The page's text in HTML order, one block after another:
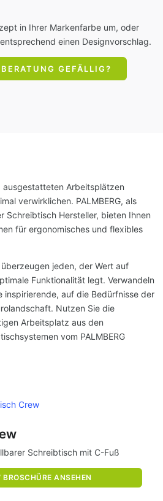
in Ihrer Markenfarbe um, oder
einen Designvorschlag.
GEFÄLLIG?
Arbeitsplätzen
verwirklichen. PALMBERG, als
Schreibtisch Hersteller, bieten Ihnen
für ergonomisches und flexibles
überzeugen jeden, der Wert auf
Funktionalität legt. Verwandeln
inspirierende, auf die Bedürfnisse der
Nutzen Sie die
Arbeitsplatz aus den
vom PALMBERG
Schreibtisch mit C-Fuß
ANSEHEN